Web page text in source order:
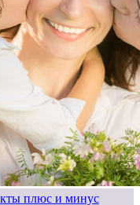
плюс и минус